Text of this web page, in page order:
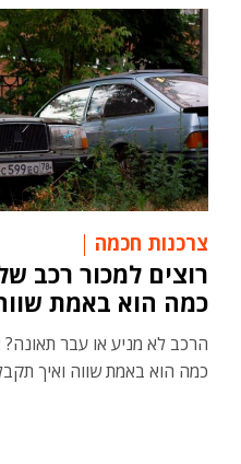
צרכנות חכמה
רוצים למכור רכב
כמה הוא באמת
הרכב לא מניע או עבר תאונה?
כמה הוא באמת שווה ואיך